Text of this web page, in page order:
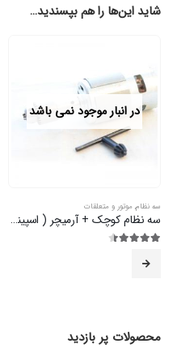
شاید این‌ها را هم بپسندید…
در انبار موجود نمی باشد
سه نظام, موتور و متعلقات
سه نظام کوچک + آرمیچر ( اسپیندل)
محصولات پر بازدید